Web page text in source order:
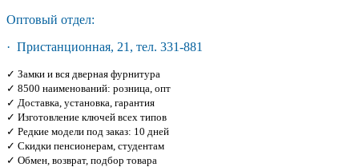
Оптовый отдел:
· Пристанционная, 21, тел. 331-881
✓ Замки и вся дверная фурнитура
✓ 8500 наименований: розница, опт
✓ Доставка, установка, гарантия
✓ Изготовление ключей всех типов
✓ Редкие модели под заказ: 10 дней
✓ Скидки пенсионерам, студентам
✓ Обмен, возврат, подбор товара